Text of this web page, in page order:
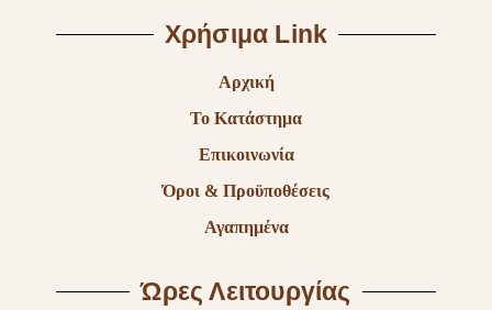
Χρήσιμα Link
Αρχική
Το Κατάστημα
Επικοινωνία
Όροι & Προϋποθέσεις
Αγαπημένα
Ώρες Λειτουργίας